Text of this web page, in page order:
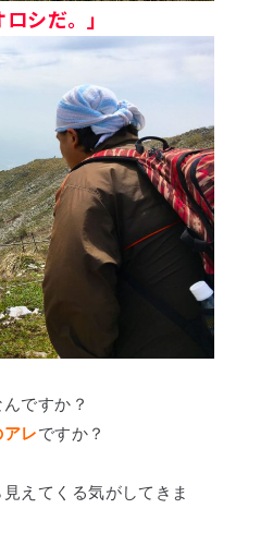
シだ。」
んですか？
レですか？
えてくる気がしてきま